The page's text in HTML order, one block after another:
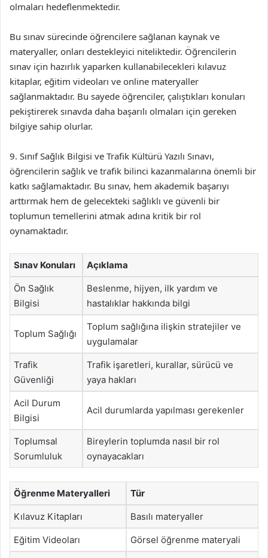
olmaları hedeflenmektedir.
Bu sınav sürecinde öğrencilere sağlanan kaynak ve
materyaller, onları destekleyici niteliktedir. Öğrencilerin
sınav için hazırlık yaparken kullanabilecekleri kılavuz
kitaplar, eğitim videoları ve online materyaller
sağlanmaktadır. Bu sayede öğrenciler, çalıştıkları konuları
pekiştirerek sınavda daha başarılı olmaları için gereken
bilgiye sahip olurlar.
9. Sınıf Sağlık Bilgisi ve Trafik Kültürü Yazılı Sınavı,
öğrencilerin sağlık ve trafik bilinci kazanmalarına önemli bir
katkı sağlamaktadır. Bu sınav, hem akademik başarıyı
arttırmak hem de gelecekteki sağlıklı ve güvenli bir
toplumun temellerini atmak adına kritik bir rol
oynamaktadır.
Sınav Konuları Açıklama
Ön Sağlık
Bilgisi
Beslenme, hijyen, ilk yardım ve
hastalıklar hakkında bilgi
Toplum Sağlığı
Toplum sağlığına ilişkin stratejiler ve
uygulamalar
Trafik
Güvenliği
Trafik işaretleri, kurallar, sürücü ve
yaya hakları
Acil Durum
Bilgisi
Acil durumlarda yapılması gerekenler
Toplumsal
Sorumluluk
Bireylerin toplumda nasıl bir rol
oynayacakları
Öğrenme Materyalleri Tür
Kılavuz Kitapları Basılı materyaller
Eğitim Videoları Görsel öğrenme materyali